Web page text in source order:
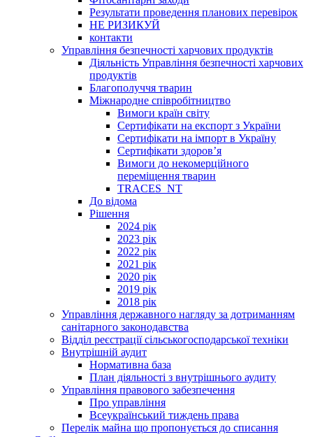
Результати проведення планових перевірок
НЕ РИЗИКУЙ
контакти
Управління безпечності харчових продуктів
Діяльність Управління безпечності харчових
продуктів
Благополуччя тварин
Міжнародне співробітництво
Вимоги країн світу
Сертифікати на експорт з України
Сертифікати на імпорт в Україну
Сертифікати здоров’я
Вимоги до некомерційного
переміщення тварин
TRACES_NT
До відома
Рішення
2024 рік
2023 рік
2022 рік
2021 рік
2020 рік
2019 рік
2018 рік
Управління державного нагляду за дотриманням
санітарного законодавства
Відділ реєстрації сільськогосподарської техніки
Внутрішній аудит
Нормативна база
План діяльності з внутрішнього аудиту
Управління правового забезпечення
Про управління
Всеукраїнський тиждень права
Перелік майна що пропонується до списання